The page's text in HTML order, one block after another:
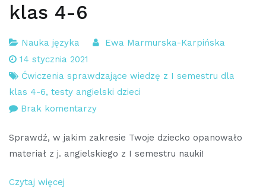
klas 4-6
Nauka języka
Ewa Marmurska-Karpińska
14 stycznia 2021
Ćwiczenia sprawdzające wiedzę z I semestru dla
klas 4-6, testy angielski dzieci
Brak komentarzydo
sprawdzające
wiedzę
Sprawdź, w jakim zakresie Twoje dziecko opanowało
materiał z j. angielskiego z I semestru nauki!
Czytaj więcej